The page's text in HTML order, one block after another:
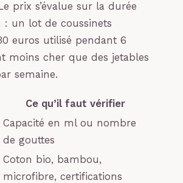
prix s’évalue sur la durée
: un lot de coussinets
euros utilisé pendant 6
moins cher que des jetables
semaine.
Ce qu’il faut vérifier
Capacité en ml ou nombre
de gouttes
Coton bio, bambou,
microfibre, certifications